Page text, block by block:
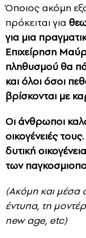
Όποιος ακόμη
πρόκειται για
για μια
Επιχείρηση
πληθυσμού θα
και όλοι όσοι
βρίσκονται με
Οι άνθρωποι
οικογένειές
δυτική
των
(Ακόμη και μέσα
έντυπα, τη
new age, etc)